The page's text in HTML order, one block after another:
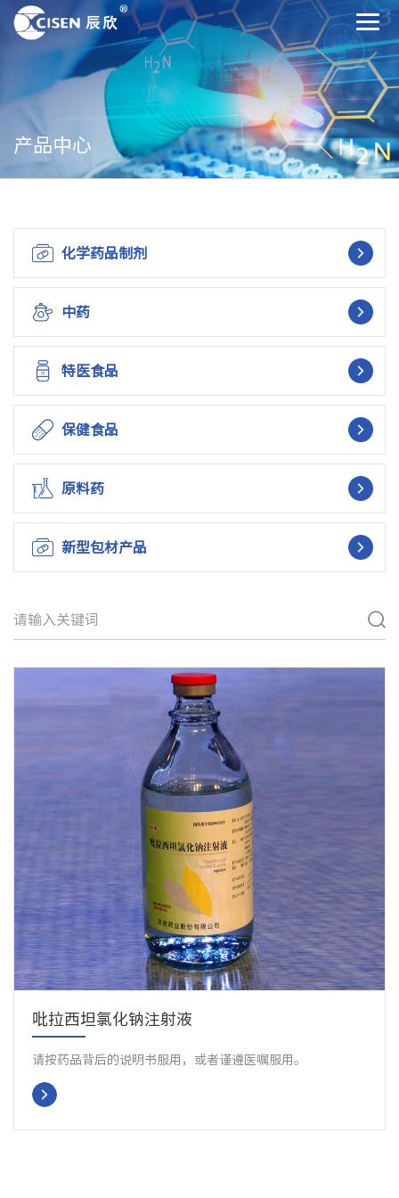
产品中心
化学药品制剂
中药
特医食品
保健食品
原料药
新型包材产品
吡拉西坦氯化钠注射液
请按药品背后的说明书服用，或者谨遵医嘱服用。